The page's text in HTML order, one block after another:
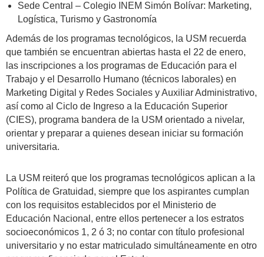
Sede Central – Colegio INEM Simón Bolívar: Marketing,
Logística, Turismo y Gastronomía
Además de los programas tecnológicos, la USM recuerda
que también se encuentran abiertas hasta el 22 de enero,
las inscripciones a los programas de Educación para el
Trabajo y el Desarrollo Humano (técnicos laborales) en
Marketing Digital y Redes Sociales y Auxiliar Administrativo,
así como al Ciclo de Ingreso a la Educación Superior
(CIES), programa bandera de la USM orientado a nivelar,
orientar y preparar a quienes desean iniciar su formación
universitaria.
La USM reiteró que los programas tecnológicos aplican a la
Política de Gratuidad, siempre que los aspirantes cumplan
con los requisitos establecidos por el Ministerio de
Educación Nacional, entre ellos pertenecer a los estratos
socioeconómicos 1, 2 ó 3; no contar con título profesional
universitario y no estar matriculado simultáneamente en otro